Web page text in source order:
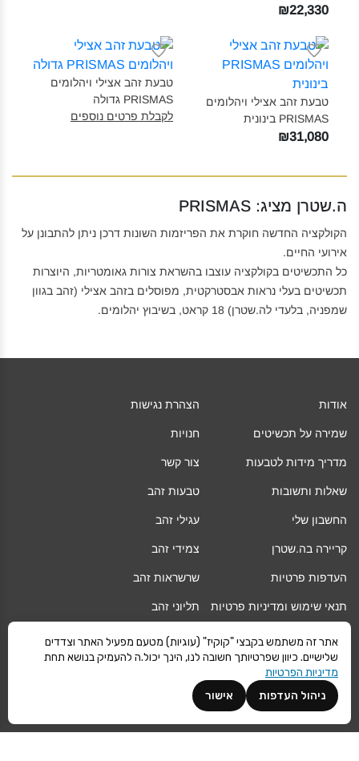
₪22,330
טבעת זהב אצילי ויהלומים
PRISMAS בינונית‎
₪31,080
טבעת זהב אצילי ויהלומים
PRISMAS גדולה‎
לקבלת פרטים נוספים
ה.שטרן מציג: PRISMAS
הקולקציה החדשה חוקרת את הפריזמות השונות דרכן ניתן להתבונן על
אירועי החיים.
כל התכשיטים בקולקציה עוצבו בהשראת צורות גאומטריות, היוצרות
תכשיטים בעלי נראות אבסטרקטית, מפוסלים בזהב אצילי (זהב בגוון
שמפניה, בלעדי לה.שטרן) 18 קראט, בשיבוץ יהלומים.
אתר זה משתמש בקבצי "קוקיז" (עוגיות) מטעם מפעיל האתר וצדדים
שלישיים. כיוון שפרטיותך חשובה לנו, הינך יכול.ה להעמיק בנושא תחת
מדיניות הפרטיות
אישור
ניהול העדפות
אודות
שמירה על תכשיטים
מדריך מידות לטבעות
שאלות ותשובות
החשבון שלי
קריירה בה.שטרן
העדפות פרטיות
תנאי שימוש ומדיניות פרטיות
החלפה/החזרה/ביטול עסקה
אחריות
משלוחים
הצהרת נגישות
חנויות
צור קשר
טבעות זהב
עגילי זהב
צמידי זהב
שרשראות זהב
תליוני זהב
גיפט קארד
מגזין
Vogue
קרא עוד